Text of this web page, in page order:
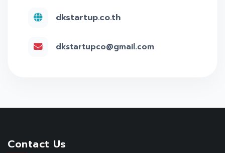
dkstartup.co.th
dkstartupco@gmail.com
Contact Us